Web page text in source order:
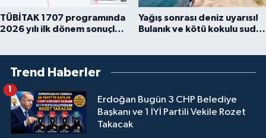
TÜBİTAK 1707 programında
2026 yılı ilk dönem sonuçları
Yağış sonrası deniz uyarısı!
Bulanık ve kötü kokulu suda
Trend Haberler
Erdoğan Bugün 3 CHP Belediye
Başkanı ve 1 İYİ Partili Vekile Rozet
Takacak
1